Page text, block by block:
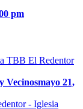
pm
Vecinosmayo 21,